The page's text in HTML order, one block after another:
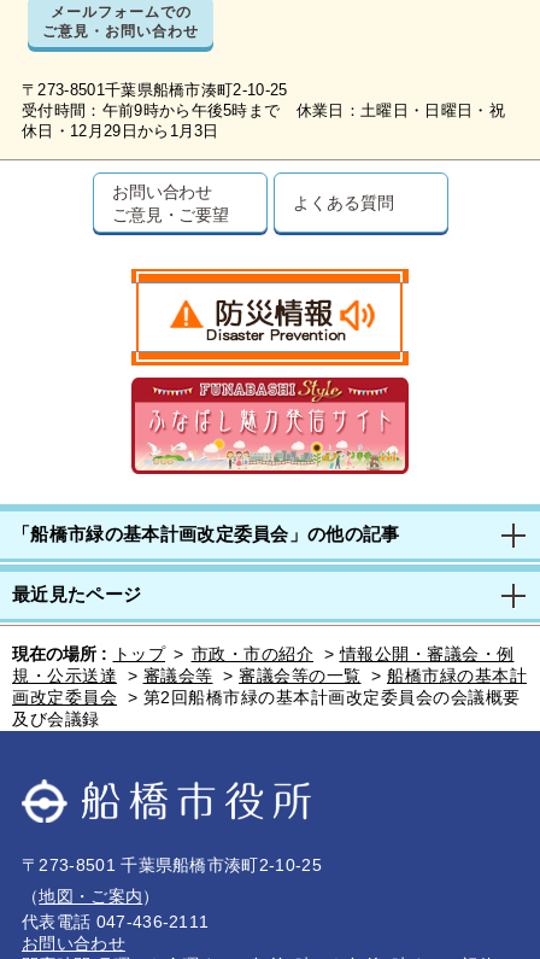
メールフォームでの
ご意見・お問い合わせ
〒273-8501千葉県船橋市湊町2-10-25
受付時間：午前9時から午後5時まで 休業日：土曜日・日曜日・祝
休日・12月29日から1月3日
お問い合わせ
ご意見・ご要望
よくある質問
「船橋市緑の基本計画改定委員会」の他の記事
最近見たページ
現在の場所 : トップ > 市政・市の紹介 >情報公開・審議会・例
規・公示送達
> 審議会等 > 審議会等の一覧 > 船橋市緑の基本計
画改定委員会 > 第2回船橋市緑の基本計画改定委員会の会議概要
及び会議録
〒273-8501 千葉県船橋市湊町2-10-25
（地図・ご案内）
代表電話 047-436-2111
お問い合わせ